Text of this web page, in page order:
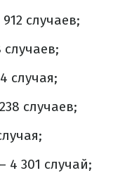
случаев;
случаев;
случая;
случаев;
4 301 случай;